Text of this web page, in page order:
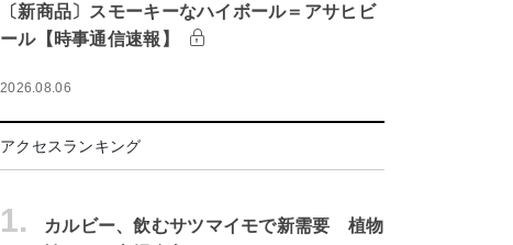
〔新商品〕スモーキーなハイボール＝アサヒビ
ール【時事通信速報】
2026.08.06
アクセスランキング
1.
カルビー、飲むサツマイモで新需要 植物